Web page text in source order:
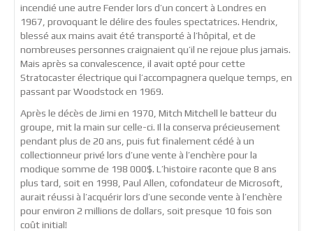
incendié une autre Fender lors d’un concert à Londres en
1967, provoquant le délire des foules spectatrices. Hendrix,
blessé aux mains avait été transporté à l’hôpital, et de
nombreuses personnes craignaient qu’il ne rejoue plus jamais.
Mais après sa convalescence, il avait opté pour cette
Stratocaster électrique qui l’accompagnera quelque temps, en
passant par Woodstock en 1969.
Après le décès de Jimi en 1970, Mitch Mitchell le batteur du
groupe, mit la main sur celle-ci. Il la conserva précieusement
pendant plus de 20 ans, puis fut finalement cédé à un
collectionneur privé lors d’une vente à l’enchère pour la
modique somme de 198 000$. L’histoire raconte que 8 ans
plus tard, soit en 1998, Paul Allen, cofondateur de Microsoft,
aurait réussi à l’acquérir lors d’une seconde vente à l’enchère
pour environ 2 millions de dollars, soit presque 10 fois son
coût initial!